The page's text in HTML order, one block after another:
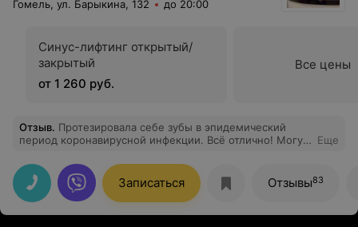
Гомель, ул. Барыкина, 132 до 20:00
Синус-лифтинг открытый/
закрытый
от 1 260 руб.
Все цены
Отзыв. Протезировала себе зубы в эпидемический
период коронавирусной инфекции. Всё отлично! Могу
очень чисто и стерильно! Хочу особо поблагодарить
врача - стоматолога Львович Дениса Анатольевича за
его проделанную работу. Сразу видно, что Денис
Анатольевич большой профессионал своего дела!
Приятно попасть в руки к врачу, не только быстро
Еще
Записаться Отзывы83